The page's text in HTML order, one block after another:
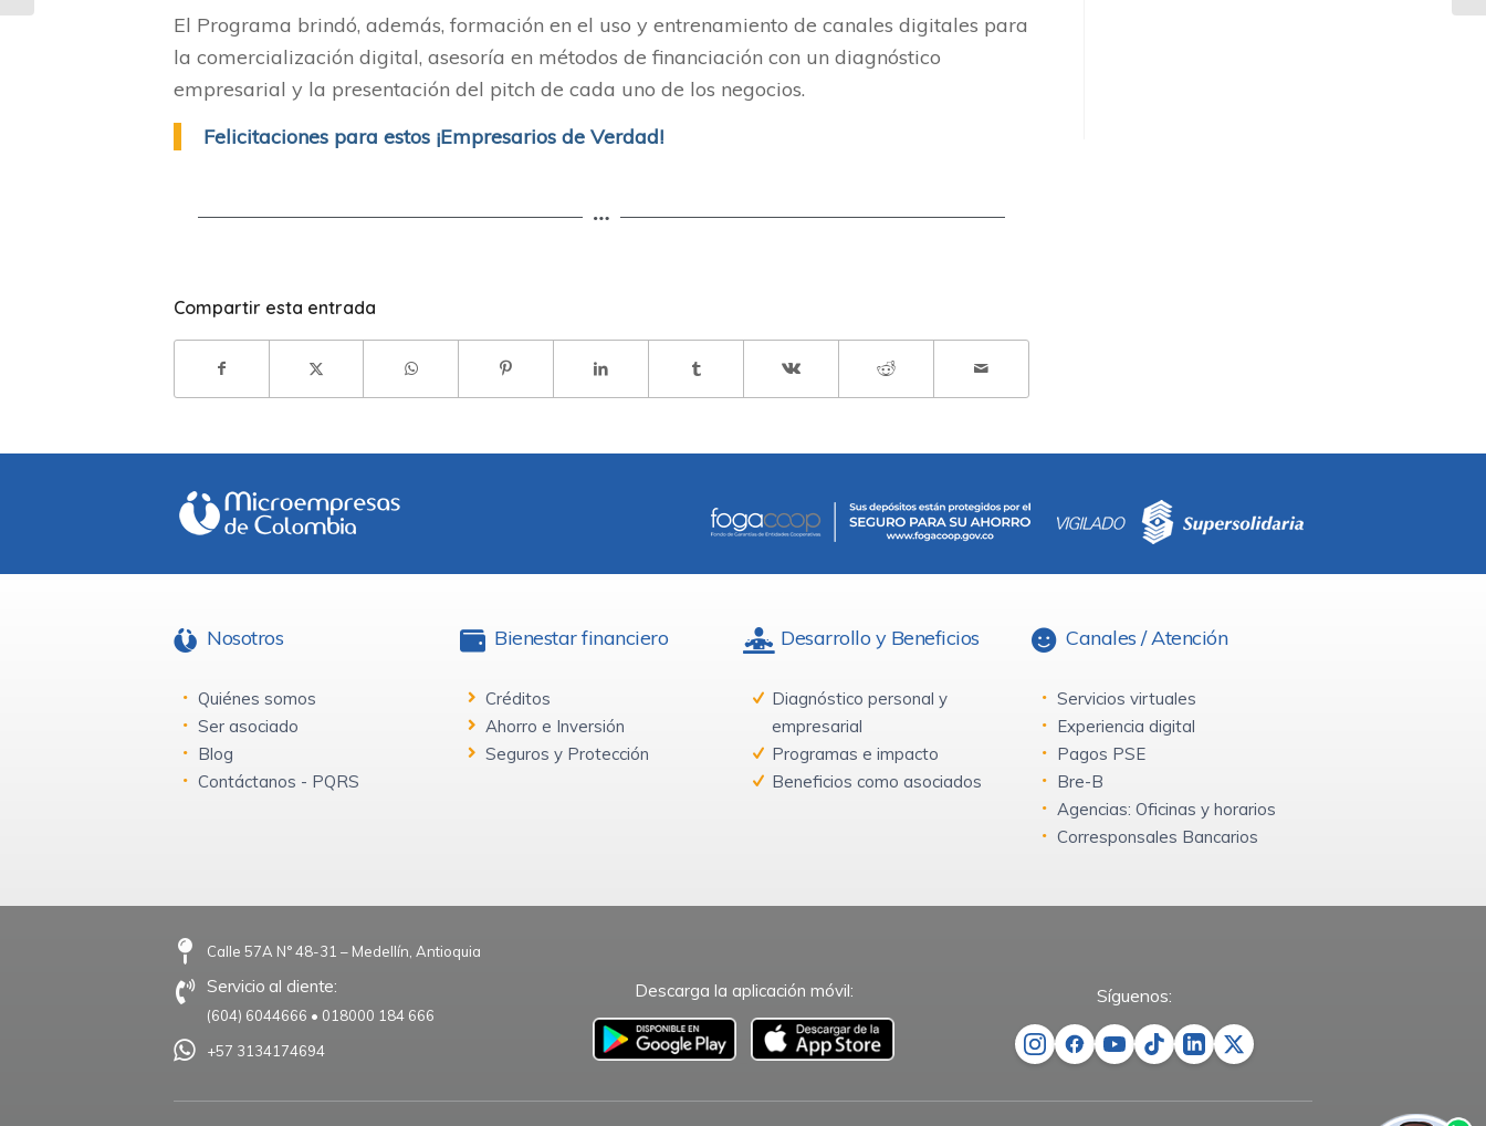
El Programa brindó, además, formación en el uso y entrenamiento de canales digitales para
la comercialización digital, asesoría en métodos de financiación con un diagnóstico
empresarial y la presentación del pitch de cada uno de los negocios.
Felicitaciones para estos ¡Empresarios de Verdad!
Compartir esta entrada
Nosotros
Quiénes somos
Ser asociado
Blog
Contáctanos - PQRS
Bienestar financiero
Créditos
Ahorro e Inversión
Seguros y Protección
Desarrollo y Beneficios
Diagnóstico personal y
empresarial
Programas e impacto
Beneficios como asociados
Canales / Atención
Servicios virtuales
Experiencia digital
Pagos PSE
Bre-B
Agencias: Oficinas y horarios
Corresponsales Bancarios
Calle 57A N° 48-31 – Medellín, Antioquia
Servicio al cliente:
(604) 6044666 • 018000 184 666
+57 3134174694
Descarga la aplicación móvil: Síguenos: